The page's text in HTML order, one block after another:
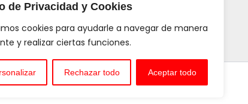
de Privacidad y Cookies
cookies para ayudarle a navegar de manera
y realizar ciertas funciones.
Rechazar todo Aceptar todo